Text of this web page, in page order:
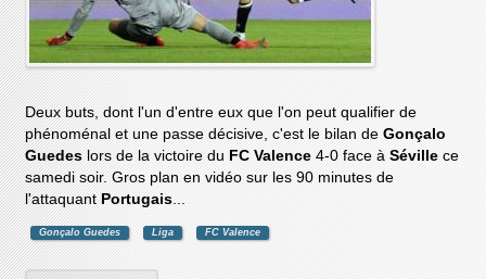
Deux buts, dont l'un d'entre eux que l'on peut qualifier de
phénoménal et une passe décisive, c'est le bilan deGonçalo
Guedes lors de la victoire du FC Valence 4-0 face àSéville ce
samedi soir. Gros plan en vidéo sur les 90 minutes de
l'attaquant Portugais...
Gonçalo Guedes Liga FC Valence